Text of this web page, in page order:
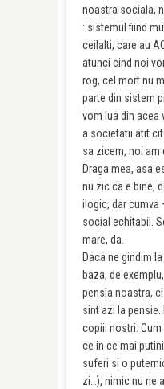
noastra sociala,
: sistemul fiind
ceilalti, care au
atunci cind noi
rog, cel mort nu
parte din sistem
vom lua din acea
a societatii atit cit
sa zicem, noi am
Draga mea, asa
nu zic ca e bine,
ilogic, dar cumva
social echitabil.
mare, da.
Daca ne gindim
baza, de
pensia noastra,
sint azi la
copiii nostri.
ce in ce mai
suferi si o
zi…), nimic nu ne